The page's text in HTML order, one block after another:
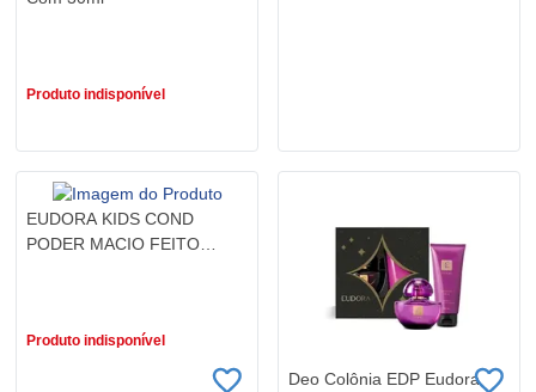
Produto indisponível
EUDORA KIDS COND
PODER MACIO FEITO
Produto indisponível
Deo Colônia EDP Eudora